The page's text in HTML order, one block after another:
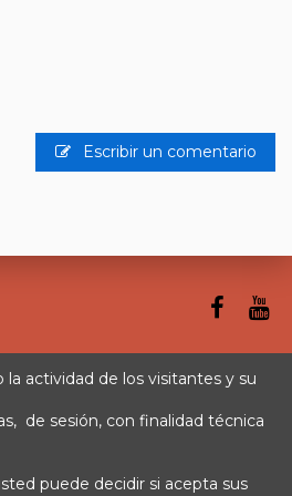
Escribir un comentario
actividad de los visitantes y su
de sesión, con finalidad técnica
puede decidir si acepta sus